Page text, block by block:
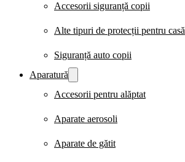
Accesorii siguranță copii
Alte tipuri de protecții pentru casă
Siguranță auto copii
Aparatură
Accesorii pentru alăptat
Aparate aerosoli
Aparate de gătit